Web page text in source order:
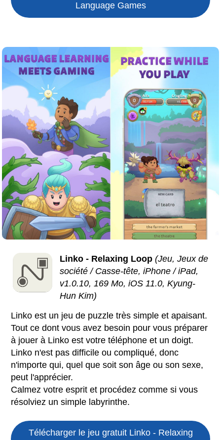
Language Games
Linko - Relaxing Loop (Jeu, Jeux de
société / Casse-tête, iPhone / iPad,
v1.0.10, 169 Mo, iOS 11.0, Kyung-
Hun Kim)
Linko est un jeu de puzzle très simple et apaisant.
Tout ce dont vous avez besoin pour vous préparer
à jouer à Linko est votre téléphone et un doigt.
Linko n'est pas difficile ou compliqué, donc
n'importe qui, quel que soit son âge ou son sexe,
peut l'apprécier.
Calmez votre esprit et procédez comme si vous
résolviez un simple labyrinthe.
Télécharger le jeu gratuit Linko - Relaxing